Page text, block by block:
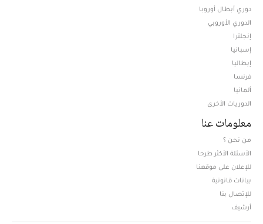
دوري أبطال أوروبا
الدوري الأوروبي
إنجلترا
إسبانيا
إيطاليا
فرنسا
ألمانيا
الدوريات الأخرى
معلومات عنا
من نحن ؟
الأسئلة الأكثر طرحا
للإعلان على موقعنا
بيانات قانونية
للإتصال بنا
أرشيف